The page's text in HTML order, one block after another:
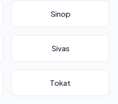
Sinop
Sivas
Tokat